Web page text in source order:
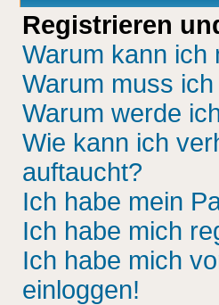
Registrieren
Warum kann ich
Warum muss
Warum werde
Wie kann ich
auftaucht?
Ich habe mein
Ich habe mich
Ich habe mich
einloggen!